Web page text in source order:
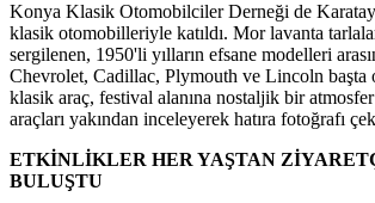
Konya Klasik Otomobilciler Derneği de
klasik otomobilleriyle katıldı. Mor lavanta
sergilenen, 1950'li yılların efsane modelleri
Chevrolet, Cadillac, Plymouth ve Lincoln başta
klasik araç, festival alanına nostaljik bir
araçları yakından inceleyerek hatıra fotoğrafı
ETKİNLİKLER HER YAŞTAN
BULUŞTU